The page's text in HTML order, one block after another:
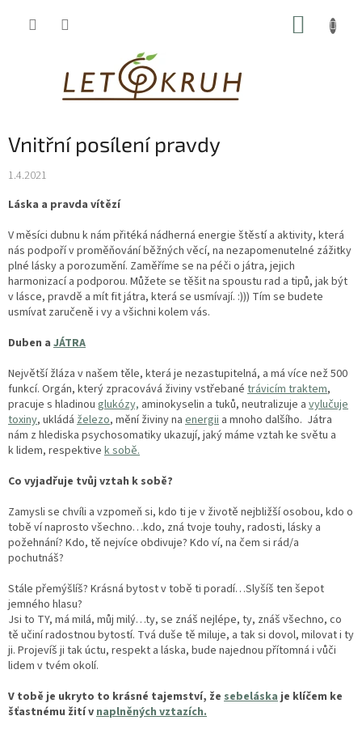
Vnitřní posílení pravdy
1.4.2021
Láska a pravda vítězí
V měsíci dubnu k nám přitéká nádherná energie štěstí a aktivity, která
nás podpoří v proměňování běžných věcí, na nezapomenutelné zážitky
plné lásky a porozumění. Zaměříme se na péči o játra, jejich
harmonizací a podporou. Můžete se těšit na spoustu rad a tipů, jak být
v lásce, pravdě a mít fit játra, která se usmívají. :))) Tím se budete
usmívat zaručeně i vy a všichni kolem vás.
Duben a JÁTRA
Největší žláza v našem těle, která je nezastupitelná, a má více než 500
funkcí. Orgán, který zpracovává živiny vstřebané trávicím traktem,
pracuje s hladinou glukózy, aminokyselin a tuků, neutralizuje a vylučuje
toxiny, ukládá železo, mění živiny na energii a mnoho dalšího. Játra
nám z hlediska psychosomatiky ukazují, jaký máme vztah ke světu a
k lidem, respektive k sobě.
Co vyjadřuje tvůj vztah k sobě?
Zamysli se chvíli a vzpomeň si, kdo ti je v životě nejbližší osobou, kdo o
tobě ví naprosto všechno…kdo, zná tvoje touhy, radosti, lásky a
požehnání? Kdo, tě nejvíce obdivuje? Kdo ví, na čem si rád/a
pochutnáš?
Stále přemýšlíš? Krásná bytost v tobě ti poradí…Slyšíš ten šepot
jemného hlasu?
Jsi to TY, má milá, můj milý…ty, se znáš nejlépe, ty, znáš všechno, co
tě učiní radostnou bytostí. Tvá duše tě miluje, a tak si dovol, milovat i ty
ji. Projevíš ji tak úctu, respekt a láska, bude najednou přítomná i vůči
lidem v tvém okolí.
V tobě je ukryto to krásné tajemství, že sebeláska je klíčem ke
šťastnému žití v naplněných vztazích.